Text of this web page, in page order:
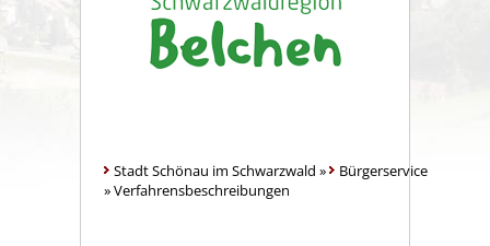
Stadt Schönau im Schwarzwald »
Bürgerservice
»Verfahrensbeschreibungen